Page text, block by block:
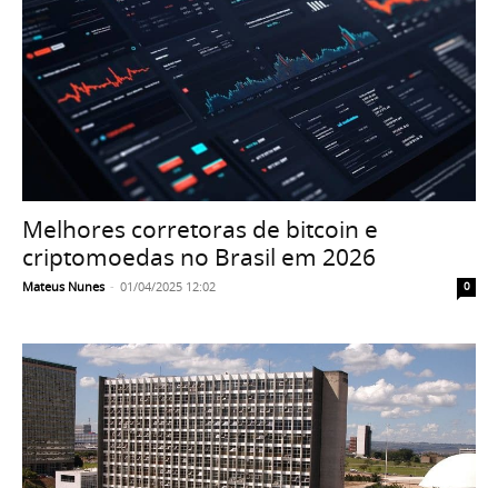
Melhores corretoras de bitcoin e
criptomoedas no Brasil em 2026
Mateus Nunes - 01/04/2025 12:02 0